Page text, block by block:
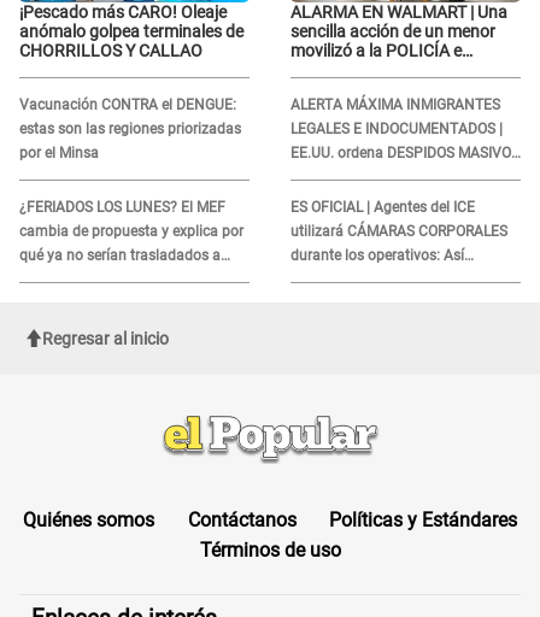
¡Pescado más CARO! Oleaje
anómalo golpea terminales de
CHORRILLOS Y CALLAO
Vacunación CONTRA el DENGUE:
estas son las regiones priorizadas
por el Minsa
¿FERIADOS LOS LUNES? El MEF
cambia de propuesta y explica por
qué ya no serían trasladados a
viernes
ALARMA EN WALMART | Una
sencilla acción de un menor
movilizó a la POLICÍA e
ALERTA MÁXIMA INMIGRANTES
LEGALES E INDOCUMENTADOS |
EE.UU. ordena DESPIDOS MASIVOS
y DEPORTACIONES a estos
extranjeros
ES OFICIAL | Agentes del ICE
utilizará CÁMARAS CORPORALES
durante los operativos: Así
afectará a inmigrantes
Regresar al inicio
Quiénes somos Contáctanos
Políticas y Estándares
Términos de uso